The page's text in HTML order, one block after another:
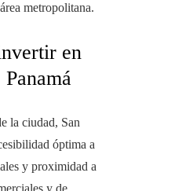
metropolitana.
en
la ciudad, San
óptima a
y proximidad a